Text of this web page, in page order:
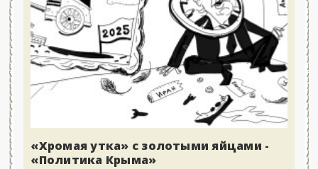
«Хромая утка» с золотыми яйцами -
«Политика Крыма»